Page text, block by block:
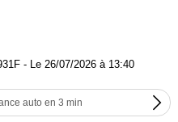
- Le 26/07/2026 à 13:40
auto en 3 min